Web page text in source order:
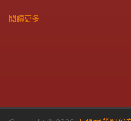
閱讀更多